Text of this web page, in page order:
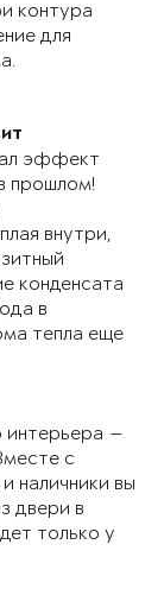
контура
для
эффект
прошлом!
внутри,
конденсата
в
тепла еще
интерьера —
с
наличники вы
двери в
только у